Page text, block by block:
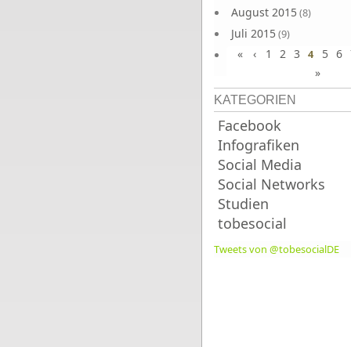
August 2015(8)
Juli 2015(9)
Juni 2015(9)
« ‹ 1 2 3 4 5 6
»
KATEGORIEN
Facebook
Infografiken
Social Media
Social Networks
Studien
tobesocial
Tweets von @tobesocialDE